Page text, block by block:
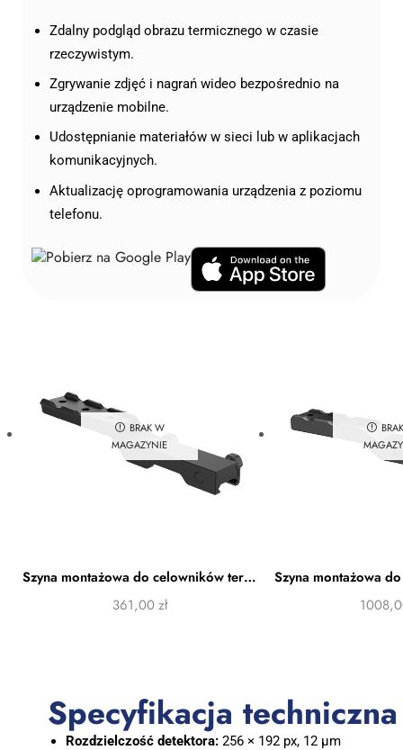
Zdalny podgląd obrazu termicznego w czasie
rzeczywistym.
Zgrywanie zdjęć i nagrań wideo bezpośrednio na
urządzenie mobilne.
Udostępnianie materiałów w sieci lub w aplikacjach
komunikacyjnych.
Aktualizację oprogramowania urządzenia z poziomu
telefonu.
BRAK W
MAGAZYNIE
Szyna montażowa do celowników termowizyjnych HIKMICRO HM-R-WP
361,00zł
Specyfikacja techniczna
Rozdzielczość detektora:256 × 192 px, 12 μm